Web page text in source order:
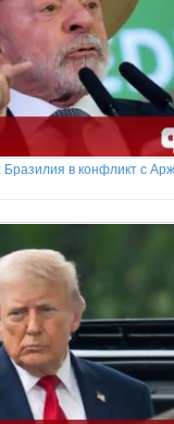
Бразилия в конфликт с